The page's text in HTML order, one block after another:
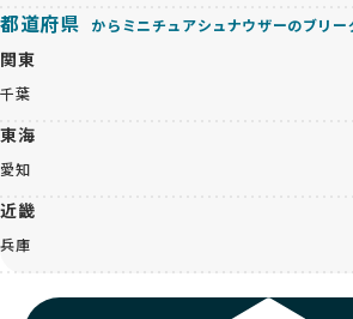
都道府県 からミニチュアシュナウザーのブリー
関東
千葉
東海
愛知
近畿
兵庫